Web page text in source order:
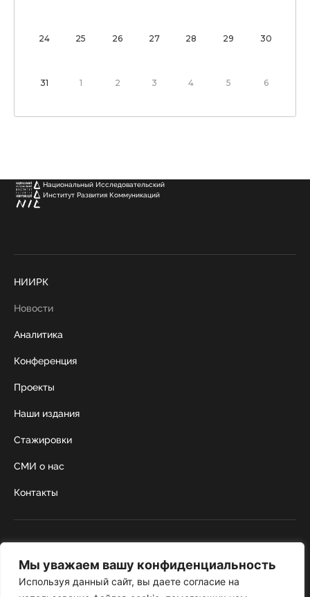
Мы уважаем вашу конфиденциальность
Используя данный сайт, вы даете согласие на
24 25 26 27 28 29 30
31 1 2 3 4 5 6
Национальный Исследовательский
Институт Развития Коммуникаций
НИИРК
Новости
Аналитика
Конференция
Проекты
Наши издания
Стажировки
СМИ о нас
Контакты
+7 495 252 67 88
institut@nicrus.ru